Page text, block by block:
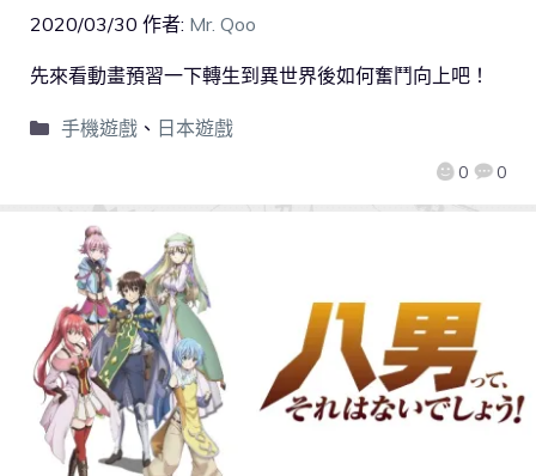
2020/03/30 作者: Mr. Qoo
0 0
先來看動畫預習一下轉生到異世界後如何奮鬥向上吧！
手機遊戲、 日本遊戲